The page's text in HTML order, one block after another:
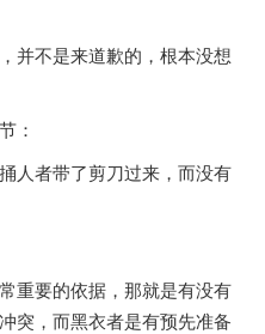
不是来道歉的，根本没想
：
者带了剪刀过来，而没有
要的依据，那就是有没有
突，而黑衣者是有预先准备